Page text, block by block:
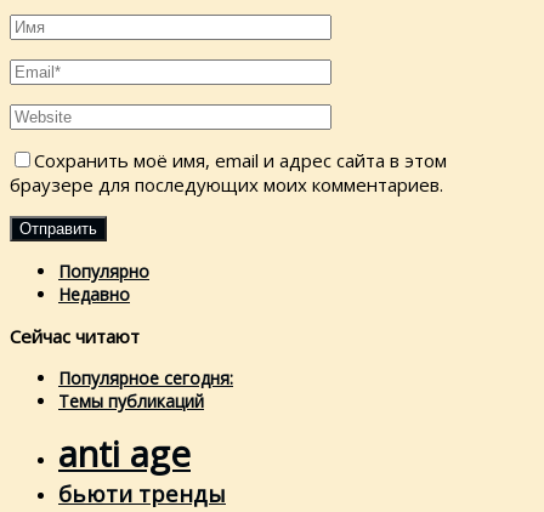
Сохранить моё имя, email и адрес сайта в этом
браузере для последующих моих комментариев.
Популярно
Недавно
Сейчас читают
Популярное сегодня:
Темы публикаций
anti age
бьюти тренды